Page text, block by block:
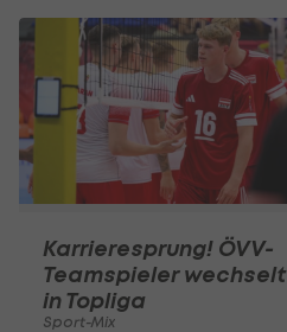
Karrieresprung! ÖVV-
Teamspieler wechselt
in Topliga
Sport-Mix